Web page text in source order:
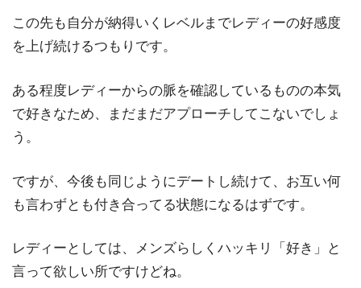
この先も自分が納得いくレベルまでレディーの好感度
を上げ続けるつもりです。
ある程度レディーからの脈を確認しているものの本気
で好きなため、まだまだアプローチしてこないでしょ
う。
ですが、今後も同じようにデートし続けて、お互い何
も言わずとも付き合ってる状態になるはずです。
レディーとしては、メンズらしくハッキリ「好き」と
言って欲しい所ですけどね。